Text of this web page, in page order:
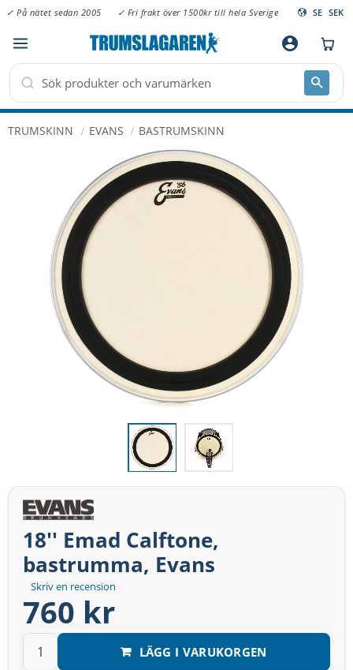
Meny
✓ På nätet sedan 2005 ✓ Fri frakt över 1500kr till hela Sverige SE SEK
account_circle
TRUMSKINN EVANS BASTRUMSKINN
Skriv en recension
18'' Emad Calftone,
bastrumma, Evans
760 kr
LÄGG I VARUKORGEN